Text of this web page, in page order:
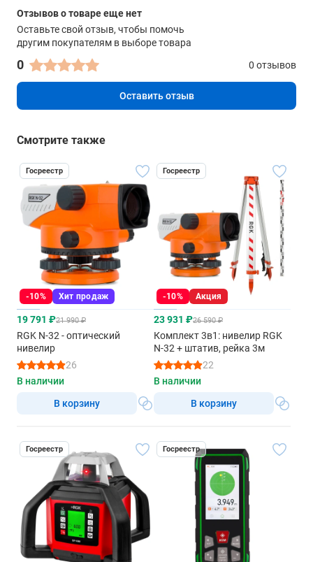
Отзывов о товаре еще нет
Оставьте свой отзыв, чтобы помочь
другим покупателям в выборе товара
0 0 отзывов
Оставить отзыв
Смотрите также
Госреестр
-10% Хит продаж
19 791 ₽21 990 ₽
RGK N-32 - оптический
нивелир
26
В наличии
В корзину
Госреестр
-10% Акция
23 931 ₽26 590 ₽
Комплект 3в1: нивелир RGK
N-32 + штатив, рейка 3м
22
В наличии
В корзину
Госреестр Госреестр